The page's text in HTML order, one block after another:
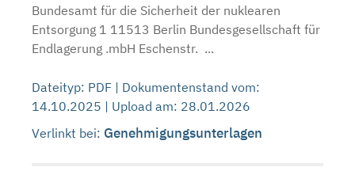
Bundesamt für die Sicherheit der nuklearen
Entsorgung 1 11513 Berlin Bundesgesellschaft für
Endlagerung .mbH Eschenstr. ...
Dateityp: PDF | Dokumentenstand vom:
14.10.2025 | Upload am: 28.01.2026
Verlinkt bei: Genehmigungsunterlagen